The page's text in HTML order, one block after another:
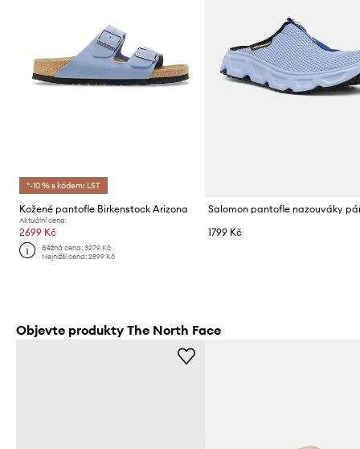
*-10 % s kódem: LST
Kožené pantofle Birkenstock Arizona
Aktuální cena:
2699 Kč
Běžná cena:3279 Kč
Nejnižší cena:2899 Kč
1799 Kč
Objevte produkty The North Face